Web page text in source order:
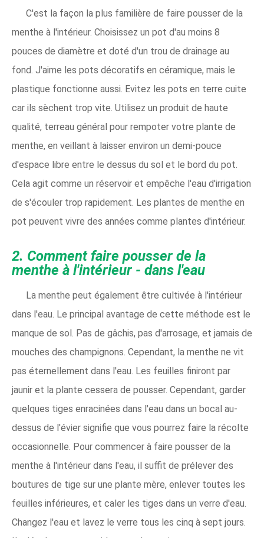
C'est la façon la plus familière de faire pousser de la
menthe à l'intérieur. Choisissez un pot d'au moins 8
pouces de diamètre et doté d'un trou de drainage au
fond. J'aime les pots décoratifs en céramique, mais le
plastique fonctionne aussi. Evitez les pots en terre cuite
car ils sèchent trop vite. Utilisez un produit de haute
qualité, terreau général pour rempoter votre plante de
menthe, en veillant à laisser environ un demi-pouce
d'espace libre entre le dessus du sol et le bord du pot.
Cela agit comme un réservoir et empêche l'eau d'irrigation
de s'écouler trop rapidement. Les plantes de menthe en
pot peuvent vivre des années comme plantes d'intérieur.
2. Comment faire pousser de la
menthe à l'intérieur - dans l'eau
La menthe peut également être cultivée à l'intérieur
dans l'eau. Le principal avantage de cette méthode est le
manque de sol. Pas de gâchis, pas d'arrosage, et jamais de
mouches des champignons. Cependant, la menthe ne vit
pas éternellement dans l'eau. Les feuilles finiront par
jaunir et la plante cessera de pousser. Cependant, garder
quelques tiges enracinées dans l'eau dans un bocal au-
dessus de l'évier signifie que vous pourrez faire la récolte
occasionnelle. Pour commencer à faire pousser de la
menthe à l'intérieur dans l'eau, il suffit de prélever des
boutures de tige sur une plante mère, enlever toutes les
feuilles inférieures, et caler les tiges dans un verre d'eau.
Changez l'eau et lavez le verre tous les cinq à sept jours.